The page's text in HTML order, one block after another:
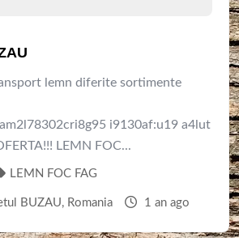
lemn diferite sortimente
i9130af:u19 a4lut
LEMN FOC...
LEMN FOC FAG
BUZAU, Romania 1 an ago